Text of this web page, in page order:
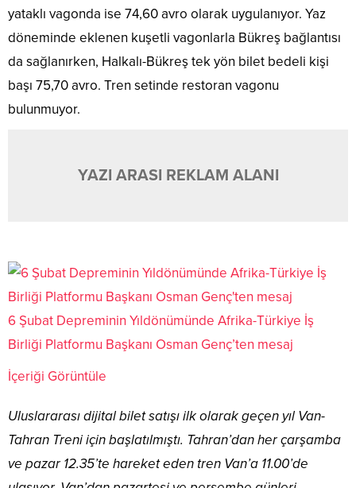
yataklı vagonda ise 74,60 avro olarak uygulanıyor. Yaz
döneminde eklenen kuşetli vagonlarla Bükreş bağlantısı
da sağlanırken, Halkalı-Bükreş tek yön bilet bedeli kişi
başı 75,70 avro. Tren setinde restoran vagonu
bulunmuyor.
YAZI ARASI REKLAM ALANI
6 Şubat Depreminin Yıldönümünde Afrika-Türkiye İş
Birliği Platformu Başkanı Osman Genç’ten mesaj
İçeriği Görüntüle
Uluslararası dijital bilet satışı ilk olarak geçen yıl Van-
Tahran Treni için başlatılmıştı. Tahran’dan her çarşamba
ve pazar 12.35’te hareket eden tren Van’a 11.00’de